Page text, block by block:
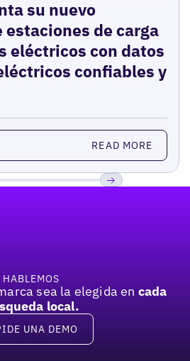
su nuevo
de carga
eléctricos con datos
confiables y
READ MORE
HABLEMOS
sea la elegida en cada
local.
demo
UNA DEMO